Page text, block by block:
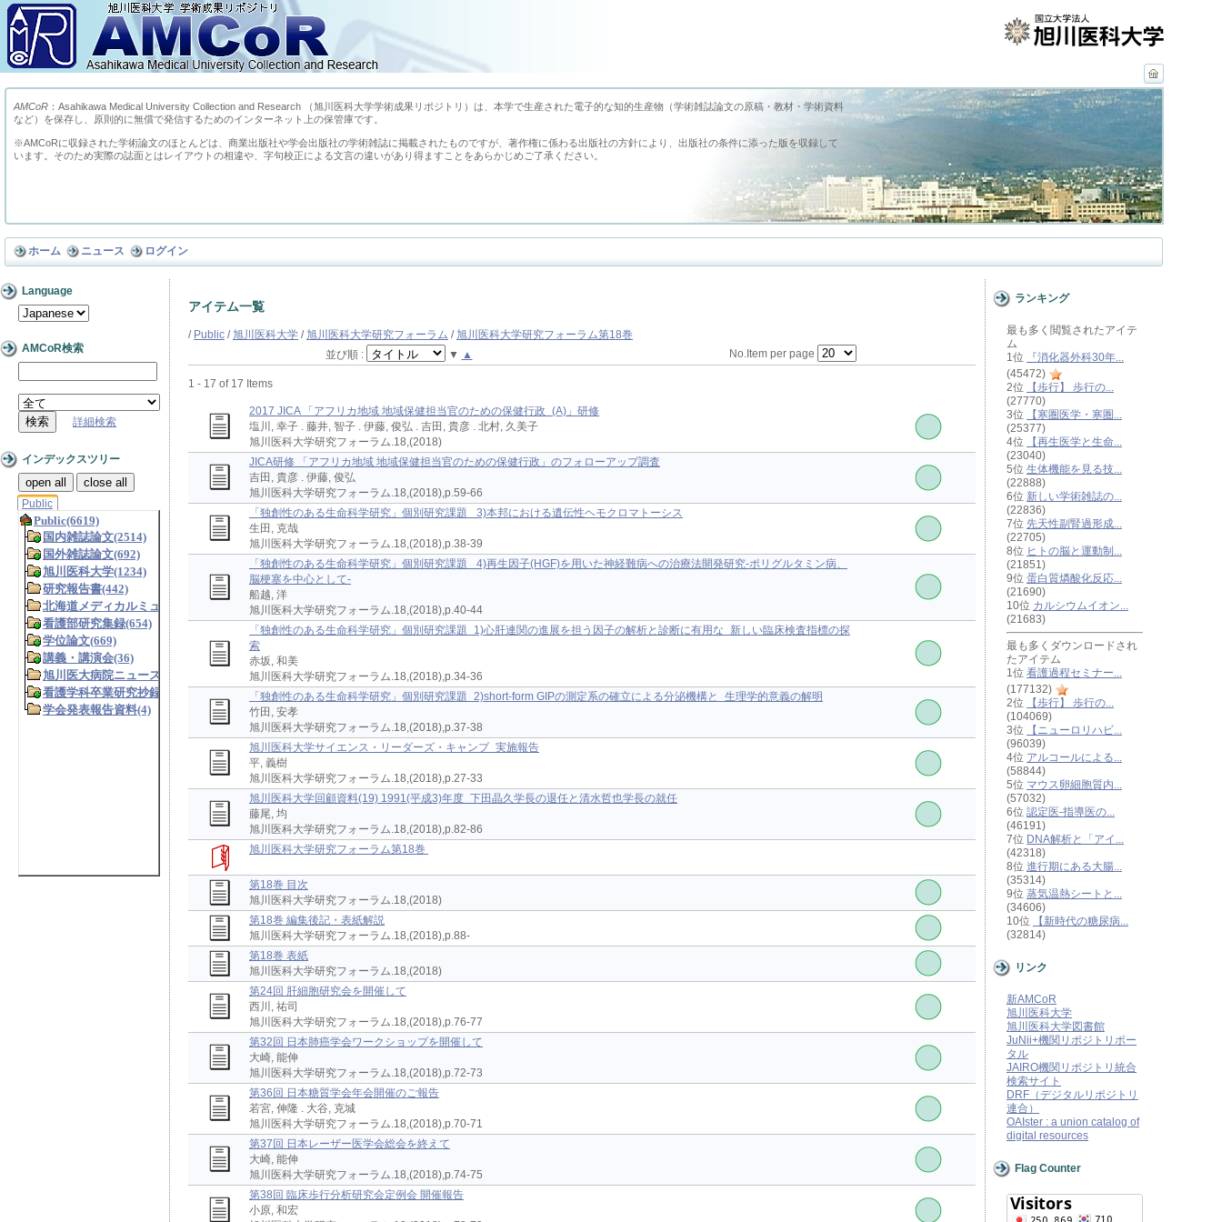
AMCoR ：Asahikawa Medical University Collection and Research （旭川医科大学学術成果リポジトリ）は、本学で生産された電子的な知的生産物（学術雑誌論文の原稿・教材・学術資料
など）を保存し、原則的に無償で発信するためのインターネット上の保管庫です。
※AMCoRに収録された学術論文のほとんどは、商業出版社や学会出版社の学術雑誌に掲載されたものですが、著作権に係わる出版社の方針により、出版社の条件に添った版を収録して
います。そのため実際の誌面とはレイアウトの相違や、字句校正による文言の違いがあり得ますことをあらかじめご了承ください。
ホーム ニュース ログイン
Language
AMCoR検索
詳細検索
インデックスツリー
open all close all
Public
アイテム一覧
/ Public / 旭川医科大学 / 旭川医科大学研究フォーラム / 旭川医科大学研究フォーラム第18巻
並び順 :
▼ ▲ No.Item per page
1 - 17 of 17 Items
2017 JICA 「アフリカ地域 地域保健担当官のための保健行政 (A)」研修
塩川, 幸子 . 藤井, 智子 . 伊藤, 俊弘 . 吉田, 貴彦 . 北村, 久美子
旭川医科大学研究フォーラム.18,(2018)
JICA研修 「アフリカ地域 地域保健担当官のための保健行政」のフォローアップ調査
吉田, 貴彦 . 伊藤, 俊弘
旭川医科大学研究フォーラム.18,(2018),p.59-66
「独創性のある生命科学研究」個別研究課題 3)本邦における遺伝性ヘモクロマトーシス
生田, 克哉
旭川医科大学研究フォーラム.18,(2018),p.38-39
「独創性のある生命科学研究」個別研究課題 4)再生因子(HGF)を用いた神経難病への治療法開発研究-ポリグルタミン病、
脳梗塞を中心として-
船越, 洋
旭川医科大学研究フォーラム.18,(2018),p.40-44
「独創性のある生命科学研究」個別研究課題 1)心肝連関の進展を担う因子の解析と診断に有用な 新しい臨床検査指標の探
索
赤坂, 和美
旭川医科大学研究フォーラム.18,(2018),p.34-36
「独創性のある生命科学研究」個別研究課題 2)short-form GIPの測定系の確立による分泌機構と 生理学的意義の解明
竹田, 安孝
旭川医科大学研究フォーラム.18,(2018),p.37-38
旭川医科大学サイエンス・リーダーズ・キャンプ 実施報告
平, 義樹
旭川医科大学研究フォーラム.18,(2018),p.27-33
旭川医科大学回顧資料(19) 1991(平成3)年度 下田晶久学長の退任と清水哲也学長の就任
藤尾, 均
旭川医科大学研究フォーラム.18,(2018),p.82-86
旭川医科大学研究フォーラム第18巻
第18巻 目次
旭川医科大学研究フォーラム.18,(2018)
第18巻 編集後記・表紙解説
旭川医科大学研究フォーラム.18,(2018),p.88-
第18巻 表紙
旭川医科大学研究フォーラム.18,(2018)
第24回 肝細胞研究会を開催して
西川, 祐司
旭川医科大学研究フォーラム.18,(2018),p.76-77
第32回 日本肺癌学会ワークショップを開催して
大崎, 能伸
旭川医科大学研究フォーラム.18,(2018),p.72-73
第36回 日本糖質学会年会開催のご報告
若宮, 伸隆 . 大谷, 克城
旭川医科大学研究フォーラム.18,(2018),p.70-71
第37回 日本レーザー医学会総会を終えて
大崎, 能伸
旭川医科大学研究フォーラム.18,(2018),p.74-75
第38回 臨床歩行分析研究会定例会 開催報告
小原, 和宏
ランキング
最も多く閲覧されたアイテ
ム
1位
『消化器外科30年...
(45472)
2位
【歩行】 歩行の...
(27770)
3位
【寒圏医学・寒圏...
(25377)
4位
【再生医学と生命...
(23040)
5位 生体機能を見る技...
(22888)
6位 新しい学術雑誌の...
(22836)
7位 先天性副腎過形成...
(22705)
8位 ヒトの脳と運動制...
(21851)
9位 蛋白質燐酸化反応...
(21690)
10位 カルシウムイオン...
(21683)
最も多くダウンロードされ
たアイテム
1位 看護過程セミナー...
(177132)
2位
【歩行】 歩行の...
(104069)
3位
【ニューロリハビ...
(96039)
4位 アルコールによる...
(58844)
5位 マウス卵細胞質内...
(57032)
6位 認定医-指導医の...
(46191)
7位 DNA解析と「アイ...
(42318)
8位 進行期にある大腸...
(35314)
9位 蒸気温熱シートと...
(34606)
10位
【新時代の糖尿病...
(32814)
リンク
新AMCoR
旭川医科大学
旭川医科大学図書館
JuNii+機関リポジトリポー
タル
JAIRO機関リポジトリ統合
検索サイト
DRF（デジタルリポジトリ
連合）
OAIster : a union catalog of
digital resources
Flag Counter